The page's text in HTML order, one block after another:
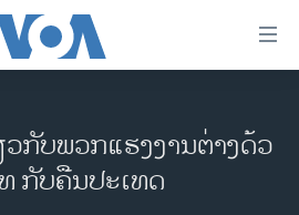
ວກັບພວກແຮງງານຕ່າງດ້ວ
ກັບຄືນປະເທດ